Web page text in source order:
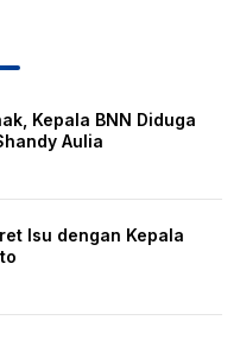
Kepala BNN Diduga
Aulia
Isu dengan Kepala